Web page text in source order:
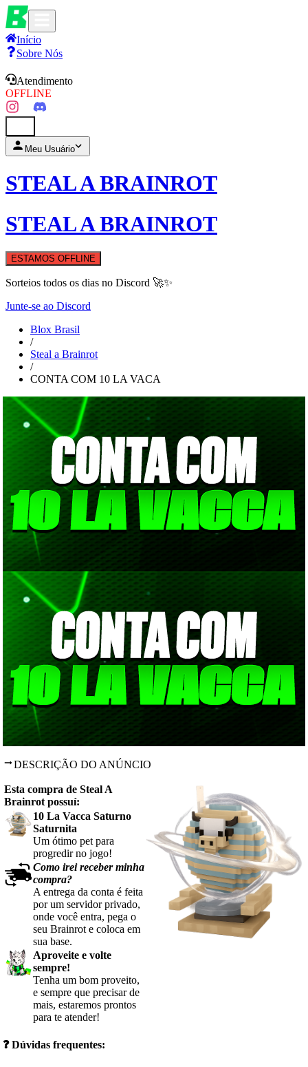
Início
Sobre Nós
Atendimento
OFFLINE
Meu Usuário
STEAL A BRAINROT
STEAL A BRAINROT
ESTAMOS OFFLINE
Sorteios todos os dias no Discord 🚀✨
Junte-se ao Discord
Blox Brasil
/
Steal a Brainrot
/
CONTA COM 10 LA VACA
DESCRIÇÃO DO ANÚNCIO
Esta compra de Steal A
Brainrot possuí:
10 La Vacca Saturno
Saturnita
Um ótimo pet para
progredir no jogo!
Como irei receber minha
compra?
A entrega da conta é feita
por um servidor privado,
onde você entra, pega o
seu Brainrot e coloca em
sua base.
Aproveite e volte
sempre!
Tenha um bom proveito,
e sempre que precisar de
mais, estaremos prontos
para te atender!
❓Dúvidas frequentes: